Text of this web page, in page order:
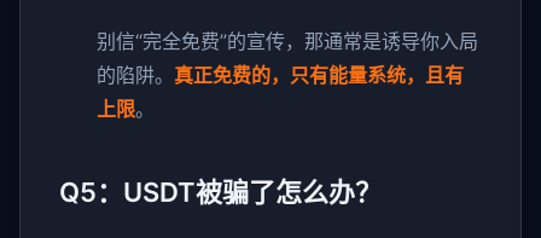
别信“完全免费”的宣传，那通常是诱导你入局
的陷阱。 真正免费的，只有能量系统，且有
上限。
Q5：USDT被骗了怎么办？